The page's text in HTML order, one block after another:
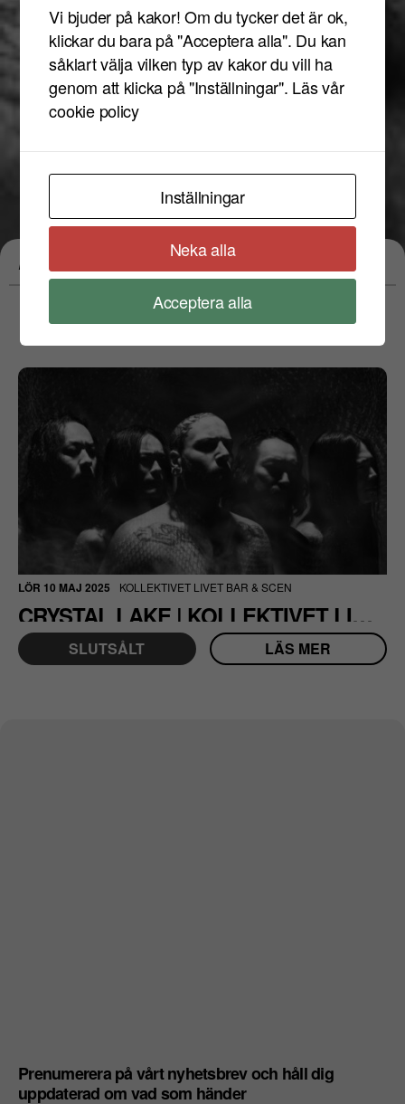
Evenemangstyp: Graphic Nature
LÖR 10 MAJ 2025 KOLLEKTIVET LIVET BAR & SCEN
CRYSTAL LAKE | KOLLEKTIVET LIVET | STOCKHOLM
SLUTSÅLT LÄS MER
Prenumerera på vårt nyhetsbrev och håll dig
uppdaterad om vad som händer
Vi bjuder på kakor! Om du tycker det är ok,
klickar du bara på "Acceptera alla". Du kan
såklart välja vilken typ av kakor du vill ha
genom att klicka på "Inställningar". Läs vår
cookie policy
Inställningar
Neka alla
Acceptera alla